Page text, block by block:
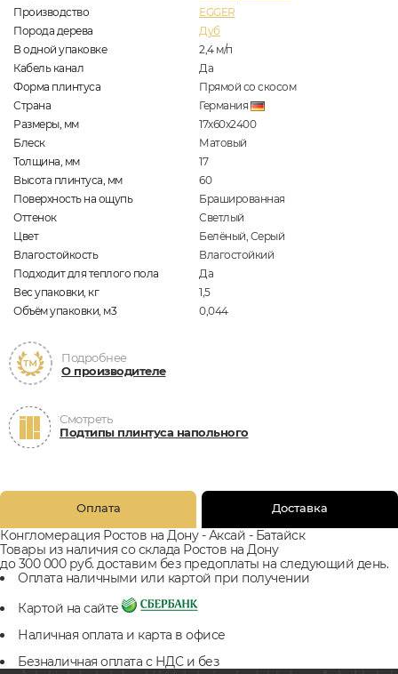
Производство
EGGER
Порода дерева
Дуб
В одной упаковке
2,4 м/п
Кабель канал
Да
Форма плинтуса
Прямой со скосом
Страна
Германия
Размеры, мм
17х60х2400
Блеск
Матовый
Толщина, мм
17
Высота плинтуса, мм
60
Поверхность на ощупь
Брашированная
Оттенок
Светлый
Цвет
Белёный, Серый
Влагостойкость
Влагостойкий
Подходит для теплого пола
Да
Вес упаковки, кг
1,5
Объём упаковки, м3
0,044
Подробнее
О производителе
Смотреть
Подтипы плинтуса напольного
Оплата Доставка
Конгломерация Ростов на Дону - Аксай - Батайск
Товары из наличия со склада Ростов на Дону
до 300 000 руб. доставим без предоплаты на следующий день.
Оплата наличными или картой при получении
Картой на сайте
Наличная оплата и карта в офисе
Безналичная оплата с НДС и без